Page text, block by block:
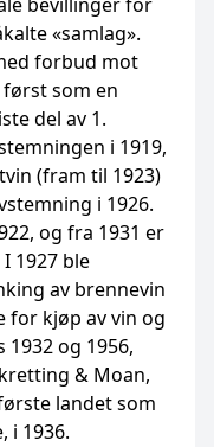
«samlag».
forbud mot
som en
del av 1.
i 1919,
(fram til 1923)
i 1926.
og fra 1931 er
1927 ble
av brennevin
for kjøp av vin og
og 1956,
& Moan,
landet som
i 1936.